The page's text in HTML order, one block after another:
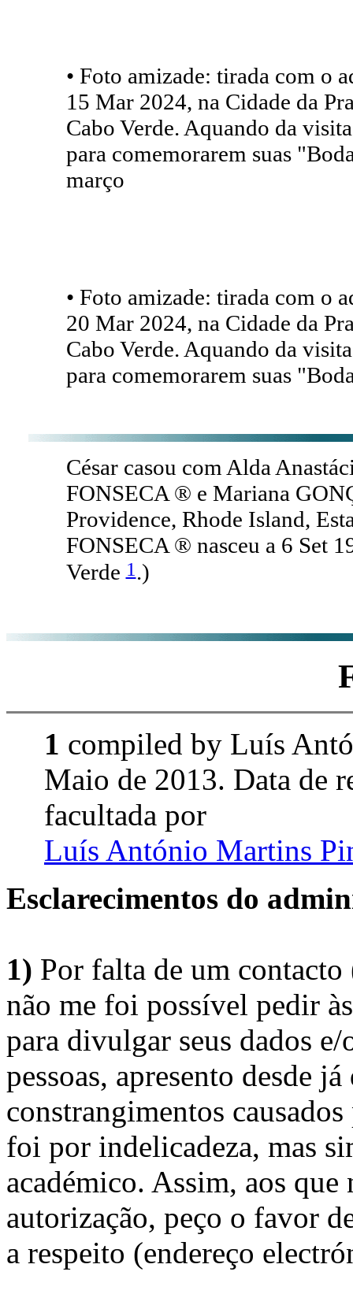
• Foto amizade: tirada com o
15 Mar 2024, na Cidade da
Cabo Verde. Aquando da
para comemorarem suas
março
• Foto amizade: tirada com o
20 Mar 2024, na Cidade da
Cabo Verde. Aquando da
para comemorarem suas
César casou com Alda
FONSECA ® e Mariana
Providence, Rhode Island,
FONSECA ® nasceu a 6 Set
Verde1.)
1 compiled by Luís
Maio de 2013. Data de
facultada por
Luís António Martins
Esclarecimentos do
1) Por falta de um
não me foi possível pedir
para divulgar seus dados
pessoas, apresento desde
constrangimentos
foi por indelicadeza, mas
académico. Assim, aos
autorização, peço o favor
a respeito (endereço